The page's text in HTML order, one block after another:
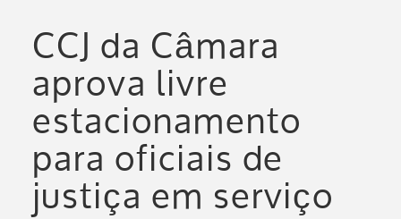
CCJ da Câmara
aprova livre
estacionamento
para oficiais de
justiça em serviço